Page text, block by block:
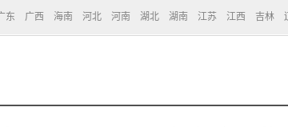
东 广西 海南 河北 河南 湖北 湖南 江苏 江西 吉林